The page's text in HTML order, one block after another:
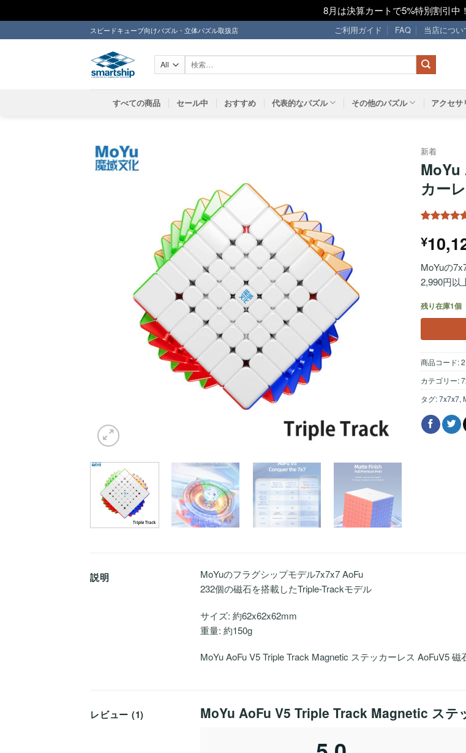
8月は決算カートで5%特別割引中！
to
スピードキューブ向けパズル・立体パズル取扱店 ご利用ガイド FAQ 当店につい
象:
すべての商品 セール中 おすすめ 代表的なパズル その他のパズル アクセサ
新着
MoYu
カー
評価に基
く5段階評
5点
¥
MoYuの
2,990円以
残り在庫1個
商品コード:
カテゴリー:
タグ:7x7x7,
説明
MoYuのフラグシップモデル7x7x7 AoFu
232個の磁石を搭載したTriple-Trackモデル
サイズ: 約62x62x62mm
重量: 約150g
MoYu AoFu V5 Triple Track Magnetic ステッカーレス AoFuV5
レビュー (1) MoYu AoFu V5 Triple Track Magnetic ステ